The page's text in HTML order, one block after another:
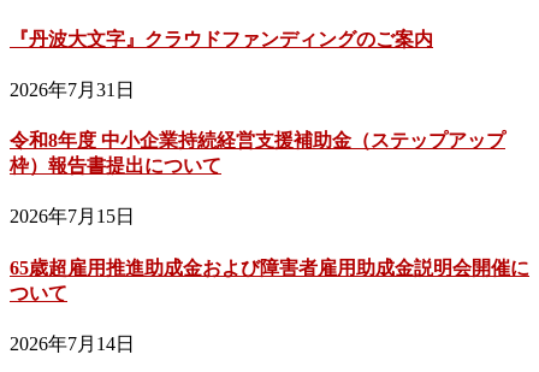
『丹波大文字』クラウドファンディングのご案内
2026年7月31日
令和8年度 中小企業持続経営支援補助金（ステップアップ
枠）報告書提出について
2026年7月15日
65歳超雇用推進助成金および障害者雇用助成金説明会開催に
ついて
2026年7月14日